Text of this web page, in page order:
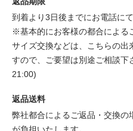
到着より3日後までにお電話に
※基本的にお客様の都合による
サイズ交換などは、こちらの出
すので、ご要望は別途ご相談
21:00)
返品送料
弊社都合によるご返品・交換の